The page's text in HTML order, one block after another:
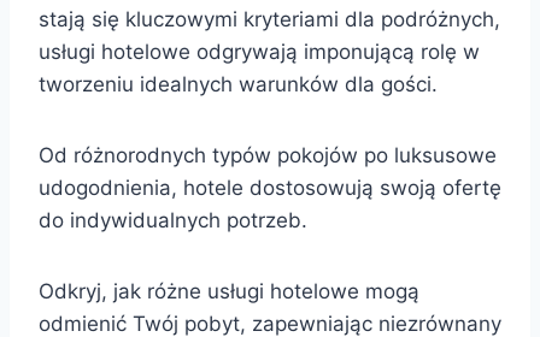
stają się kluczowymi kryteriami dla podróżnych,
usługi hotelowe odgrywają imponującą rolę w
tworzeniu idealnych warunków dla gości.
Od różnorodnych typów pokojów po luksusowe
udogodnienia, hotele dostosowują swoją ofertę
do indywidualnych potrzeb.
Odkryj, jak różne usługi hotelowe mogą
odmienić Twój pobyt, zapewniając niezrównany